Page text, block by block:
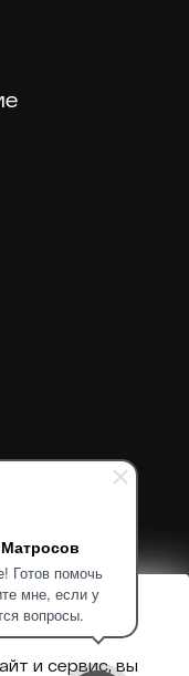
Готов помочь
мне, если у
вопросы.
работы
и сервис, вы